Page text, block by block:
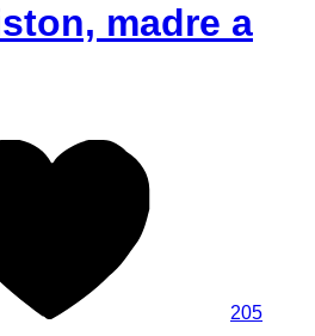
madre a
205